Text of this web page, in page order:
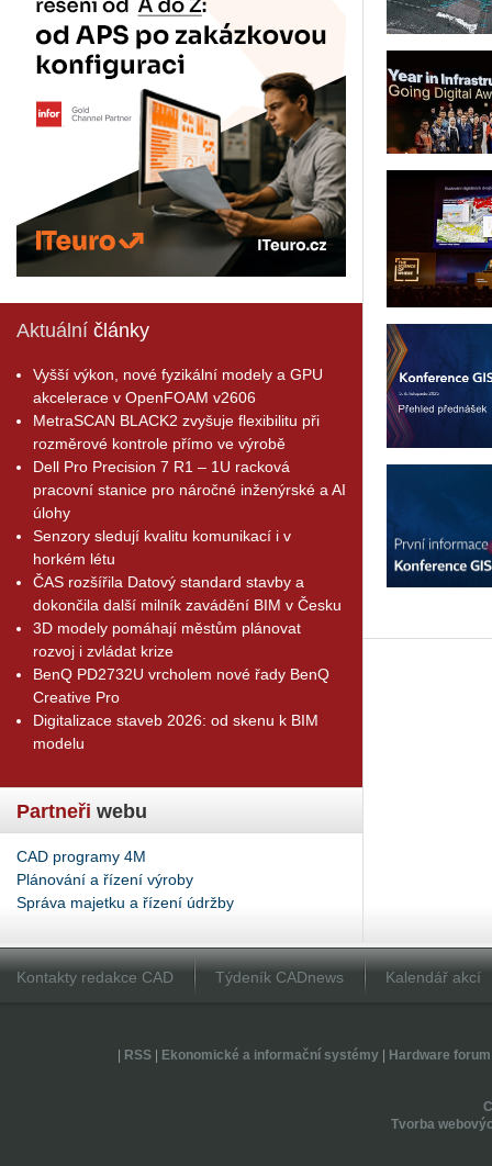
Aktuální články
Vyšší výkon, nové fyzikální modely a GPU
akcelerace v OpenFOAM v2606
MetraSCAN BLACK2 zvyšuje flexibilitu při
rozměrové kontrole přímo ve výrobě
Dell Pro Precision 7 R1 – 1U racková
pracovní stanice pro náročné inženýrské a AI
úlohy
Senzory sledují kvalitu komunikací i v
horkém létu
ČAS rozšířila Datový standard stavby a
dokončila další milník zavádění BIM v Česku
3D modely pomáhají městům plánovat
rozvoj i zvládat krize
BenQ PD2732U vrcholem nové řady BenQ
Creative Pro
Digitalizace staveb 2026: od skenu k BIM
modelu
Partneři webu
CAD programy 4M
Plánování a řízení výroby
Správa majetku a řízení údržby
Kontakty redakce CAD Týdeník CADnews Kalendář akcí
RSS| Ekonomické a informační systémy| Hardware forum
Tvorba